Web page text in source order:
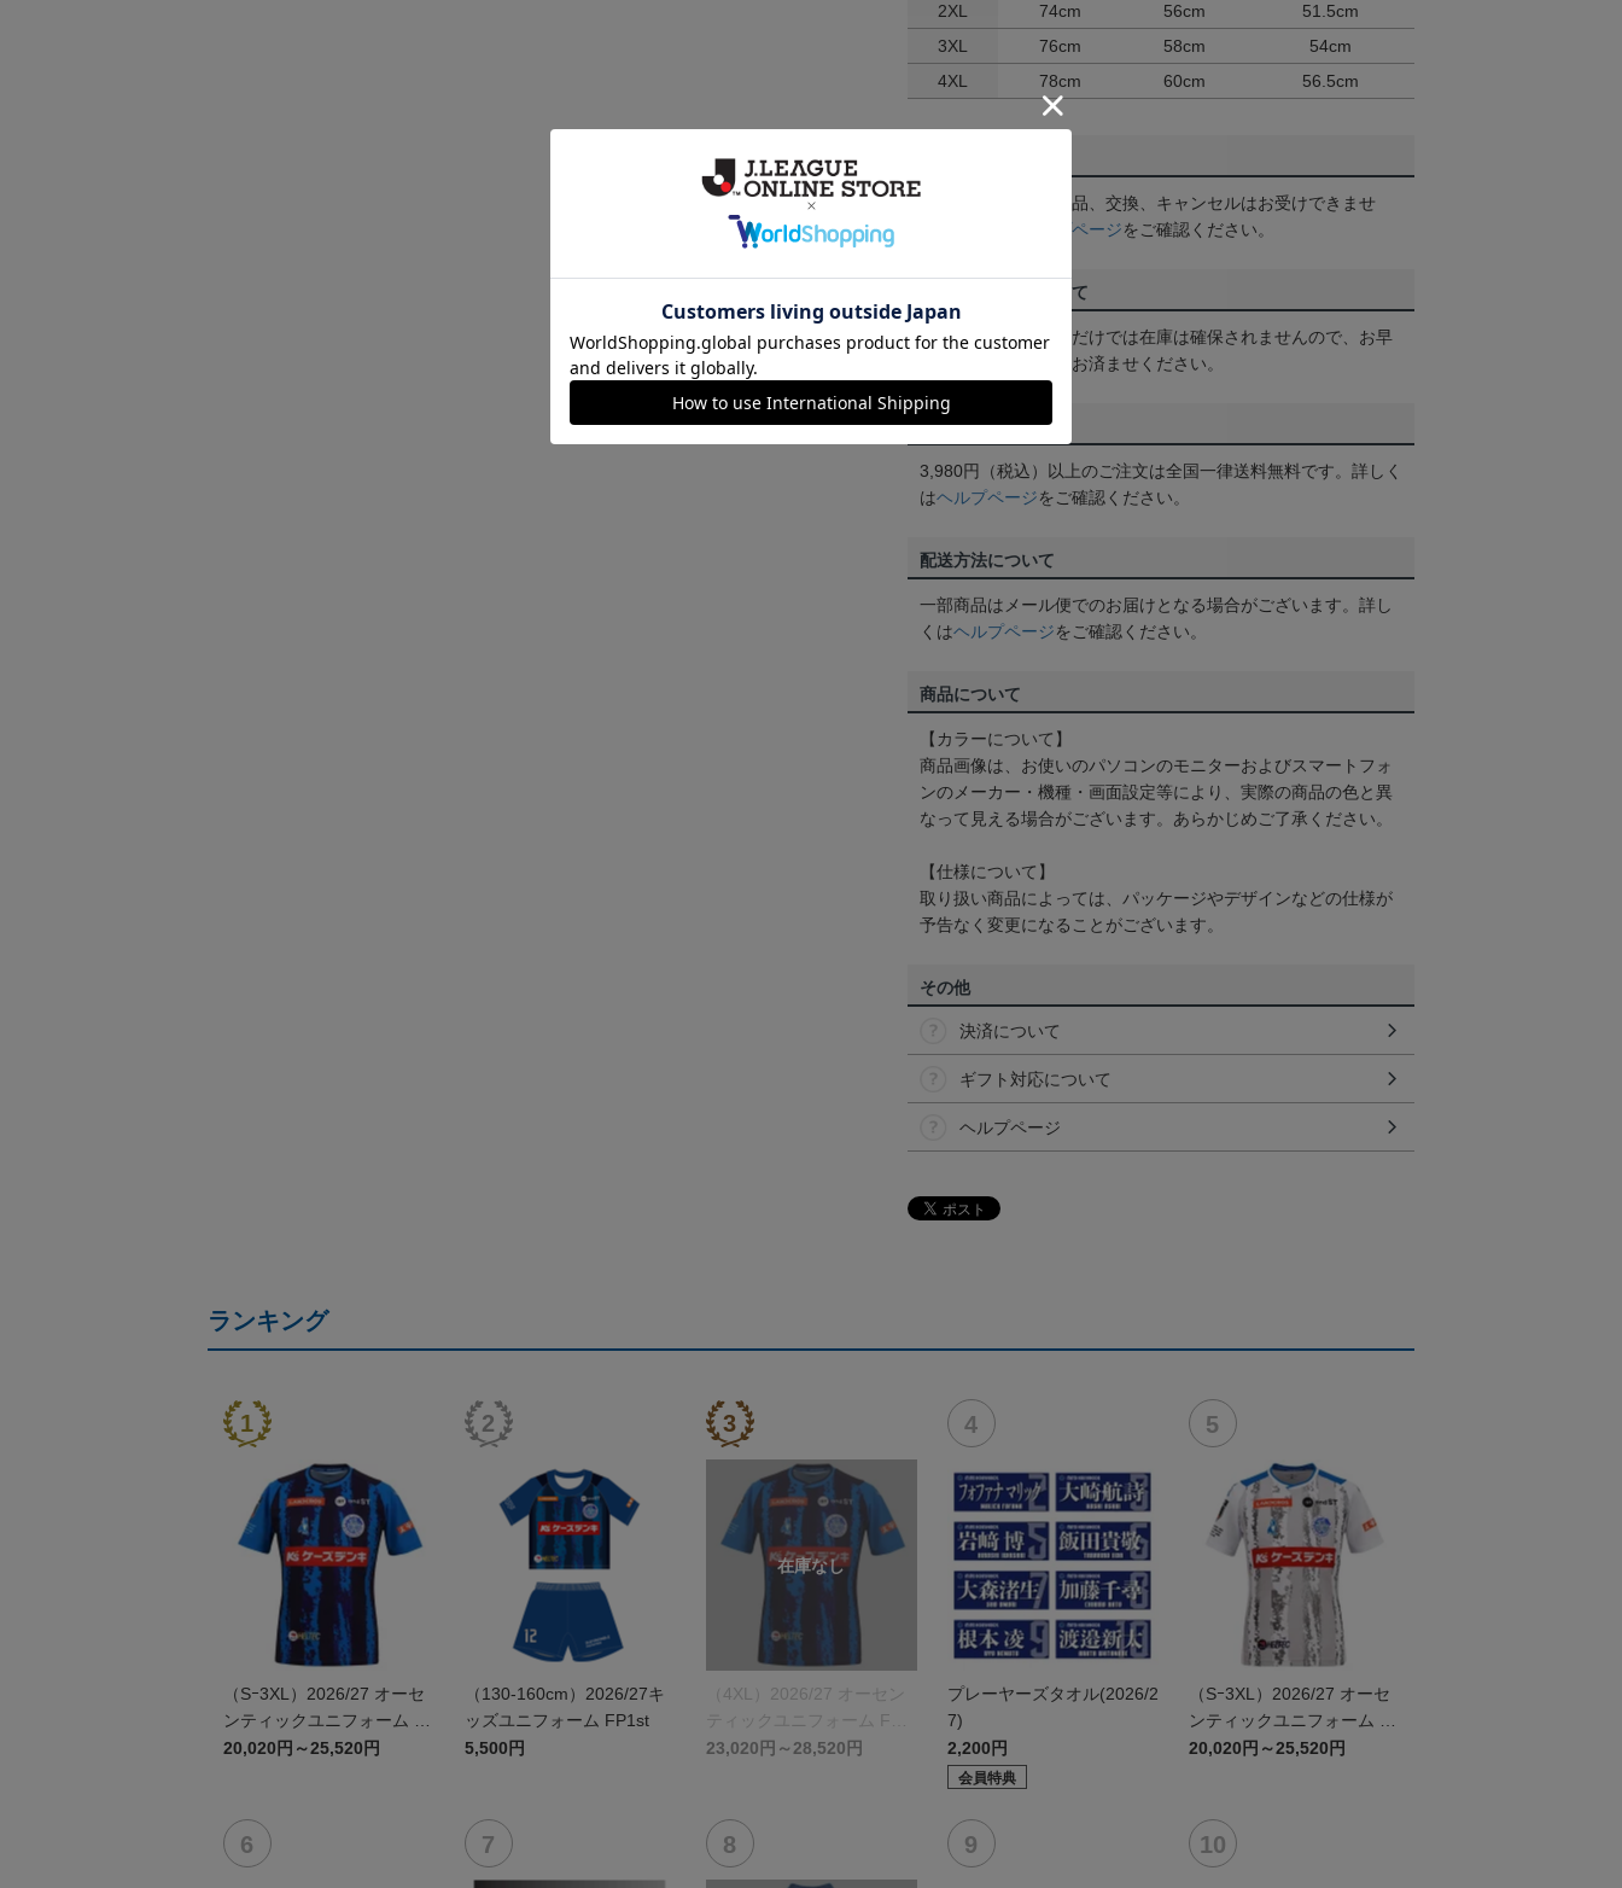
2XL
74cm 56cm
51.5cm
3XL
76cm 58cm
54cm
4XL
78cm 60cm 56.5cm
お客様都合による返品、交換、キャンセルはお受けできませ
ヘルプページをご確認ください。
ご注文の確定について
買い物かごに入れるだけでは在庫は確保されませんので、お早
めにご購入手続きをお済ませください。
送料について
3,980円（税込）以上のご注文は全国一律送料無料です。詳しく
はヘルプページをご確認ください。
配送方法について
一部商品はメール便でのお届けとなる場合がございます。詳し
くはヘルプページをご確認ください。
商品について
【カラーについて】
商品画像は、お使いのパソコンのモニターおよびスマートフォ
ンのメーカー・機種・画面設定等により、実際の商品の色と異
なって見える場合がございます。あらかじめご了承ください。
【仕様について】
取り扱い商品によっては、パッケージやデザインなどの仕様が
予告なく変更になることがございます。
その他
決済について
ギフト対応について
ヘルプページ
ランキング
（Sｰ3XL）2026/27 オーセ
ンティックユニフォーム F
P 1st
20,020円～25,520円
（130-160cm）2026/27キ
ッズユニフォーム FP1st
5,500円
（4XL）2026/27 オーセン
ティックユニフォーム FP 1
st
23,020円～28,520円
プレーヤーズタオル(2026/2
7)
2,200円
会員特典
（Sｰ3XL）2026/27 オーセ
ンティックユニフォーム F
P 2nd
20,020円～25,520円